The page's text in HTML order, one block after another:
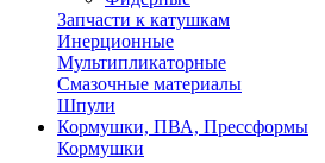
Запчасти к катушкам
Инерционные
Мультипликаторные
Смазочные материалы
Шпули
Кормушки, ПВА, Прессформы
Кормушки